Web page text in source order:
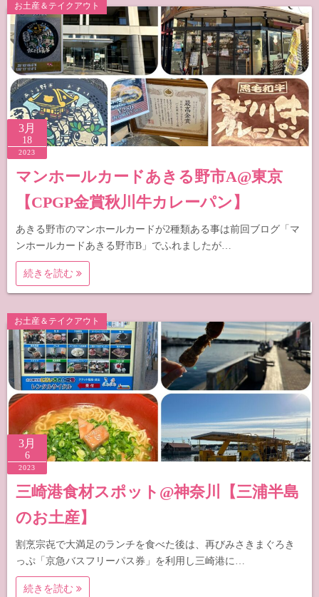
お土産＆テイクアウト
3月
18
2023
マンホールカードあきる野市A@東京
【CPGP金賞秋川牛カレーパン】
あきる野市のマンホールカードが2種類ある事は前回ブログ「マ
ンホールカードあきる野市B」でふれましたが…
続きを読む
お土産＆テイクアウト
3月
6
2023
三崎港食材スポット@神奈川【三浦半島
のお土産】
割烹宗㐂で大満足のランチを食べた後は、再びみさきまぐろき
っぷ「京急バスフリーパス券」を利用し三崎港に…
続きを読む